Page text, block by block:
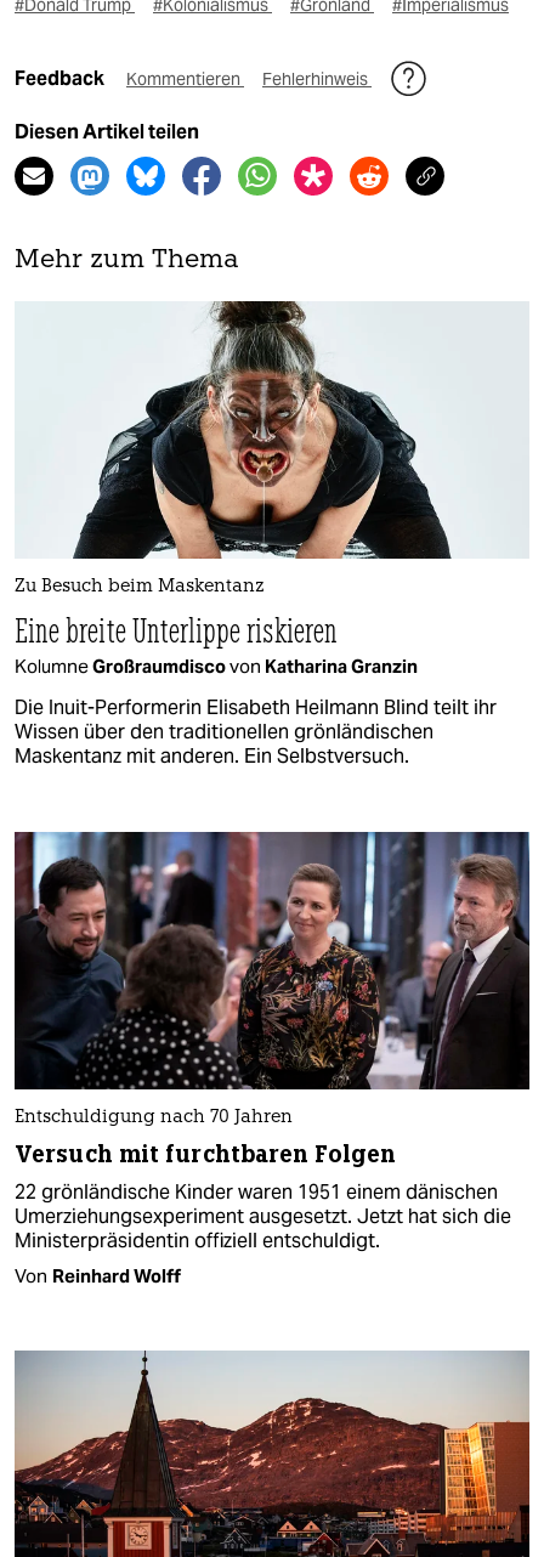
#Donald Trump #Kolonialismus #Grönland #Imperialismus
Feedback Kommentieren Fehlerhinweis
Diesen Artikel teilen
Mehr zum Thema
Zu Besuch beim Maskentanz
Eine breite Unterlippe riskieren
KolumneGroßraumdiscovon Katharina Granzin
Die Inuit-Performerin Elisabeth Heilmann Blind teilt ihr
Wissen über den traditionellen grönländischen
Maskentanz mit anderen. Ein Selbstversuch.
Entschuldigung nach 70 Jahren
Versuch mit furchtbaren Folgen
22 grönländische Kinder waren 1951 einem dänischen
Umerziehungsexperiment ausgesetzt. Jetzt hat sich die
Ministerpräsidentin offiziell entschuldigt.
Von Reinhard Wolff